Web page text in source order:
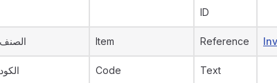
ID
الصنف Item Reference
الكود Code Text